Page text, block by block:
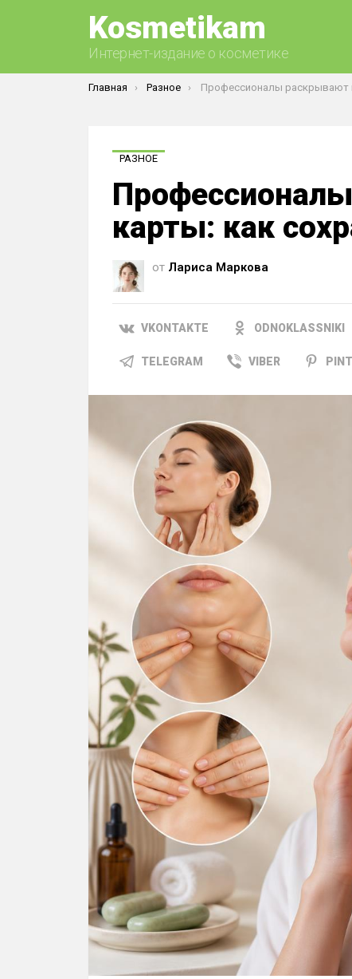
Kosmetikam
Интернет-издание о косметике
Вы здесь:
Главная Разное Профессионалы раскрывают карты: как
РАЗНОЕ
карты: как
от Лариса Маркова
VKONTAKTE ODNOKLASSNIKI
TELEGRAM VIBER